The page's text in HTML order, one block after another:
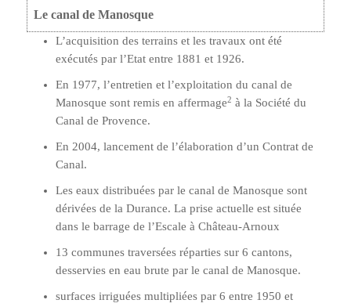
Le canal de Manosque
L’acquisition des terrains et les travaux ont été
exécutés par l’Etat entre 1881 et 1926.
En 1977, l’entretien et l’exploitation du canal de
Manosque sont remis en affermage2 à la Société du
Canal de Provence.
En 2004, lancement de l’élaboration d’un Contrat de
Canal.
Les eaux distribuées par le canal de Manosque sont
dérivées de la Durance. La prise actuelle est située
dans le barrage de l’Escale à Château-Arnoux
13 communes traversées réparties sur 6 cantons,
desservies en eau brute par le canal de Manosque.
surfaces irriguées multipliées par 6 entre 1950 et